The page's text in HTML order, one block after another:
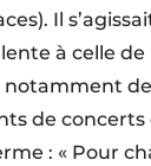
Il
à celle de
notamment
de concerts
: « Pour